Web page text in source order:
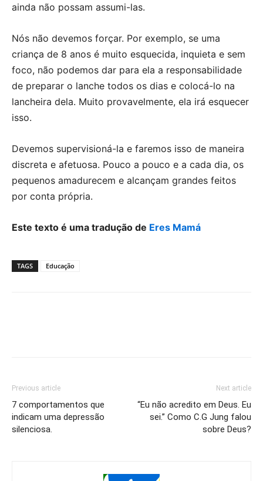
ainda não possam assumi-las.
Nós não devemos forçar. Por exemplo, se uma
criança de 8 anos é muito esquecida, inquieta e sem
foco, não podemos dar para ela a responsabilidade
de preparar o lanche todos os dias e colocá-lo na
lancheira dela. Muito provavelmente, ela irá esquecer
isso.
Devemos supervisioná-la e faremos isso de maneira
discreta e afetuosa. Pouco a pouco e a cada dia, os
pequenos amadurecem e alcançam grandes feitos
por conta própria.
Este texto é uma tradução de Eres Mamá
TAGS Educação
Previous article
7 comportamentos que
indicam uma depressão
silenciosa.
Next article
“Eu não acredito em Deus. Eu
sei.” Como C.G Jung falou
sobre Deus?